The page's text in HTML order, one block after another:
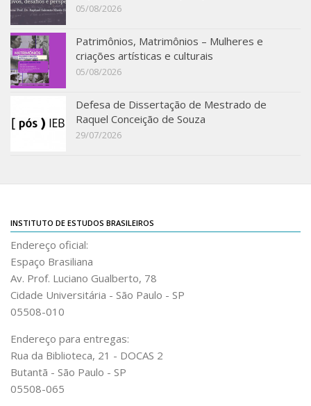
Informações aos Alunos
Docentes
IEB Virtual
Podcast
IEBinário
IEB Minecraft
Xilogoritmo
Wikimedia e Wikidata
LABIEB
Sobre o LABIEB
Convenios
Núcleos de Atividades
Notícias
Últimas notícias
05/08/2026
Patrimônios, Matrimônios – Mulheres e
criações artísticas e culturais
05/08/2026
Defesa de Dissertação de Mestrado de
Raquel Conceição de Souza
29/07/2026
INSTITUTO DE ESTUDOS BRASILEIROS
Endereço oficial:
Espaço Brasiliana
Av. Prof. Luciano Gualberto, 78
Cidade Universitária - São Paulo - SP
05508-010
Endereço para entregas:
Rua da Biblioteca, 21 - DOCAS 2
Butantã - São Paulo - SP
05508-065